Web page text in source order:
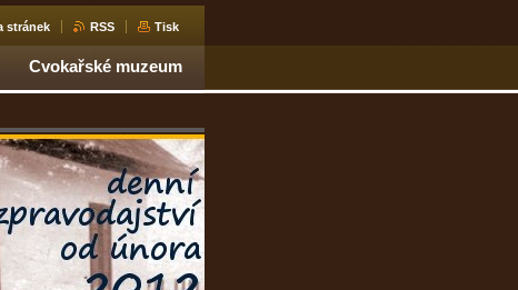
stránek RSS Tisk
Cvokařské muzeum